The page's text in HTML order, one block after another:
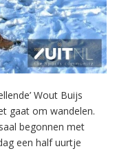
Wout Buijs
gaat om wandelen.
begonnen met
een half uurtje